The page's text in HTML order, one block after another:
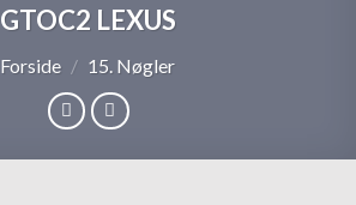
GTOC2 LEXUS
Forside / 15. Nøgler